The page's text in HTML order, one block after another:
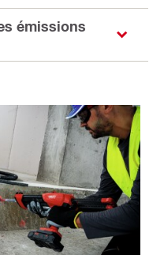
émissions